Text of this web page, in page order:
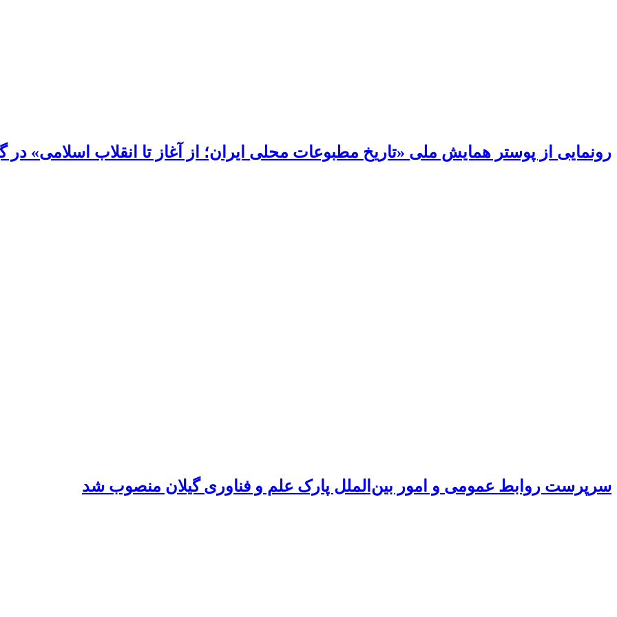
رونمایی از پوستر همایش ملی «تاریخ مطبوعات محلی ایران؛ از آغاز تا انقلاب اسلامی» در
سرپرست روابط عمومی و امور بین‌الملل پارک علم و فناوری گیلان منصوب شد